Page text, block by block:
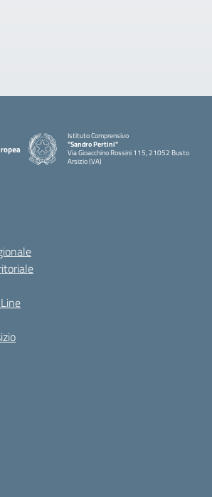
Istituto Comprensivo
"Sandro Pertini"
Via Gioacchino Rossini 115, 21052 Busto
Arsizio (VA)